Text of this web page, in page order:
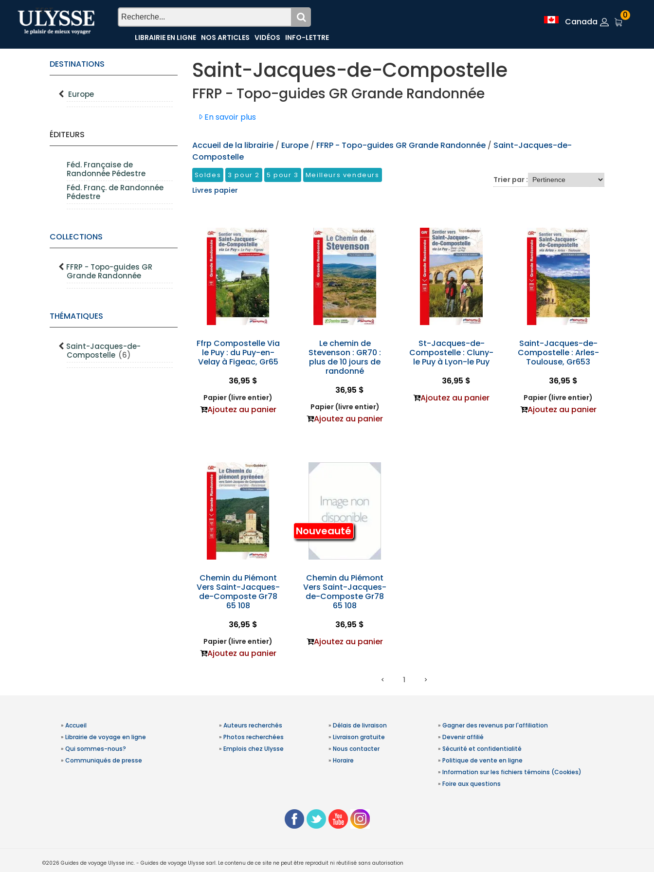
TEST
LIBRAIRIE EN LIGNE NOS ARTICLES VIDÉOS INFO-LETTRE
Canada
0
DESTINATIONS
Europe
ÉDITEURS
Féd. Française de
Randonnée Pédestre
Féd. Franç. de Randonnée
Pédestre
COLLECTIONS
FFRP - Topo-guides GR
Grande Randonnée
THÉMATIQUES
Saint-Jacques-de-
Compostelle (6)
Saint-Jacques-de-Compostelle
FFRP - Topo-guides GR Grande Randonnée
En savoir plus
Accueil de la librairie / Europe / FFRP - Topo-guides GR Grande Randonnée / Saint-Jacques-de-
Compostelle
Soldes 3 pour 2 5 pour 3 Meilleurs vendeurs
Livres papier
Trier par :
Ffrp Compostelle Via
le Puy : du Puy-en-
Velay à Figeac, Gr65
36,95 $
Papier (livre entier)
Ajoutez au panier
Le chemin de
Stevenson : GR70 :
plus de 10 jours de
randonné
36,95 $
Papier (livre entier)
Ajoutez au panier
St-Jacques-de-
Compostelle : Cluny-
le Puy à Lyon-le Puy
36,95 $
Ajoutez au panier
Saint-Jacques-de-
Compostelle : Arles-
Toulouse, Gr653
36,95 $
Papier (livre entier)
Ajoutez au panier
Chemin du Piémont
Vers Saint-Jacques-
de-Composte Gr78
65 108
36,95 $
Papier (livre entier)
Ajoutez au panier
Nouveauté
Chemin du Piémont
Vers Saint-Jacques-
de-Composte Gr78
65 108
36,95 $
Ajoutez au panier
1
» Accueil
» Librairie de voyage en ligne
» Qui sommes-nous?
» Communiqués de presse
» Auteurs recherchés
» Photos recherchées
» Emplois chez Ulysse
» Délais de livraison
» Livraison gratuite
» Nous contacter
» Horaire
» Gagner des revenus par l'affiliation
» Devenir affilié
» Sécurité et confidentialité
» Politique de vente en ligne
» Information sur les fichiers témoins (Cookies)
» Foire aux questions
©2026 Guides de voyage Ulysse inc. - Guides de voyage Ulysse sarl. Le contenu de ce site ne peut être reproduit ni réutilisé sans autorisation